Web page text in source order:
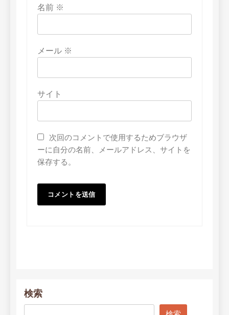
名前 ※
メール ※
サイト
次回のコメントで使用するためブラウザ
ーに自分の名前、メールアドレス、サイトを
保存する。
検索